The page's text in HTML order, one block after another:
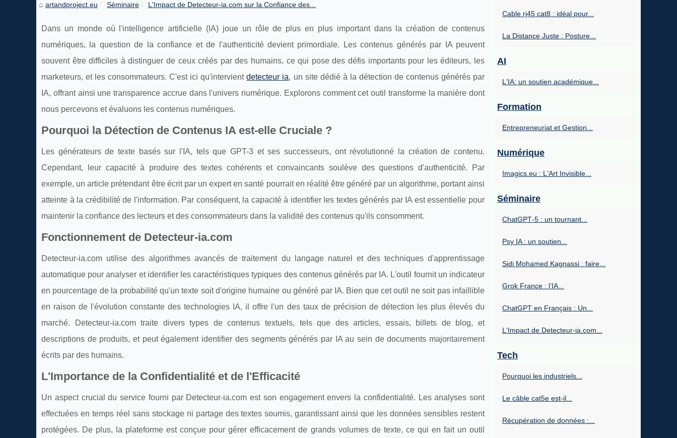
artandproject.eu Séminaire L'Impact de Detecteur-ia.com sur la Confiance des...
Dans un monde où l'intelligence artificielle (IA) joue un rôle de plus en plus important dans la création de contenus
numériques, la question de la confiance et de l'authenticité devient primordiale. Les contenus générés par IA peuvent
souvent être difficiles à distinguer de ceux créés par des humains, ce qui pose des défis importants pour les éditeurs, les
marketeurs, et les consommateurs. C'est ici qu'intervientdetecteur ia, un site dédié à la détection de contenus générés par
IA, offrant ainsi une transparence accrue dans l'univers numérique. Explorons comment cet outil transforme la manière dont
nous percevons et évaluons les contenus numériques.
Pourquoi la Détection de Contenus IA est-elle Cruciale ?
Les générateurs de texte basés sur l'IA, tels que GPT-3 et ses successeurs, ont révolutionné la création de contenu.
Cependant, leur capacité à produire des textes cohérents et convaincants soulève des questions d'authenticité. Par
exemple, un article prétendant être écrit par un expert en santé pourrait en réalité être généré par un algorithme, portant ainsi
atteinte à la crédibilité de l'information. Par conséquent, la capacité à identifier les textes générés par IA est essentielle pour
maintenir la confiance des lecteurs et des consommateurs dans la validité des contenus qu'ils consomment.
Fonctionnement de Detecteur-ia.com
Detecteur-ia.com utilise des algorithmes avancés de traitement du langage naturel et des techniques d'apprentissage
automatique pour analyser et identifier les caractéristiques typiques des contenus générés par IA. L'outil fournit un indicateur
en pourcentage de la probabilité qu'un texte soit d'origine humaine ou généré par IA. Bien que cet outil ne soit pas infaillible
en raison de l'évolution constante des technologies IA, il offre l'un des taux de précision de détection les plus élevés du
marché. Detecteur-ia.com traite divers types de contenus textuels, tels que des articles, essais, billets de blog, et
descriptions de produits, et peut également identifier des segments générés par IA au sein de documents majoritairement
écrits par des humains.
L'Importance de la Confidentialité et de l'Efficacité
Un aspect crucial du service fourni par Detecteur-ia.com est son engagement envers la confidentialité. Les analyses sont
effectuées en temps réel sans stockage ni partage des textes soumis, garantissant ainsi que les données sensibles restent
protégées. De plus, la plateforme est conçue pour gérer efficacement de grands volumes de texte, ce qui en fait un outil
Cable rj45 cat8 : idéal pour...
La Distance Juste : Posture...
AI
L'IA: un soutien académique...
Formation
Entrepreneuriat et Gestion...
Numérique
Imagics.eu : L'Art Invisible...
Séminaire
ChatGPT‑5 : un tournant...
Psy IA : un soutien...
Sidi Mohamed Kagnassi : faire...
Grok France : l’IA...
ChatGPT en Français : Un...
L'Impact de Detecteur-ia.com...
Tech
Pourquoi les industriels...
Le câble cat5e est-il...
Récupération de données :...